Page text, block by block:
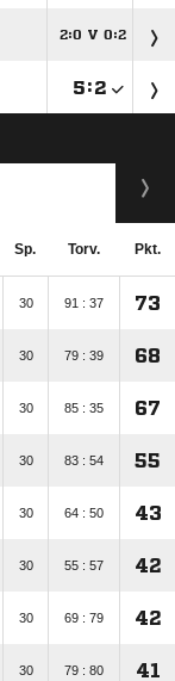
: V :
:
Sp. Torv. Pkt.
30 91 : 37 73
30 79 : 39 68
30 85 : 35 67
30 83 : 54 55
30 64 : 50 43
30 55 : 57 42
30 69 : 79 42
30 79 : 80 41